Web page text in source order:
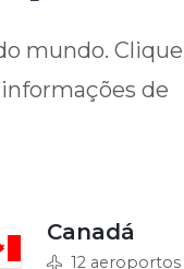
mundo. Clique
de
Canadá
12 aeroportos